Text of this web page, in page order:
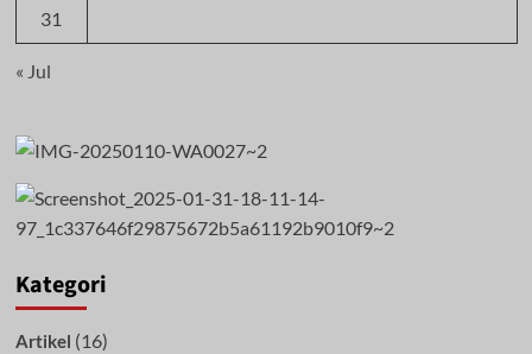
31
« Jul
Kategori
Artikel (16)